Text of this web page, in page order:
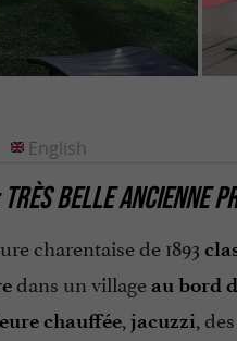
BELLE ANCIENNE
charentaise de 1893
dans un village au bord
chauffée, jacuzzi, des
English